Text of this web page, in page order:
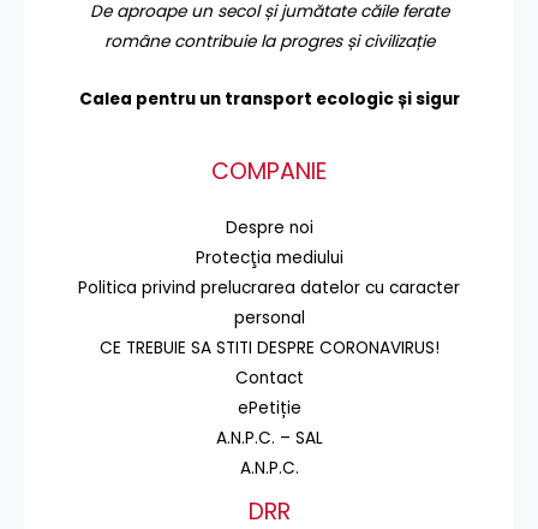
De aproape un secol și jumătate căile ferate
române contribuie la progres și civilizație
Calea pentru un transport ecologic și sigur
COMPANIE
Despre noi
Protecţia mediului
Politica privind prelucrarea datelor cu caracter
personal
CE TREBUIE SA STITI DESPRE CORONAVIRUS!
Contact
ePetiție
A.N.P.C. – SAL
A.N.P.C.
DRR